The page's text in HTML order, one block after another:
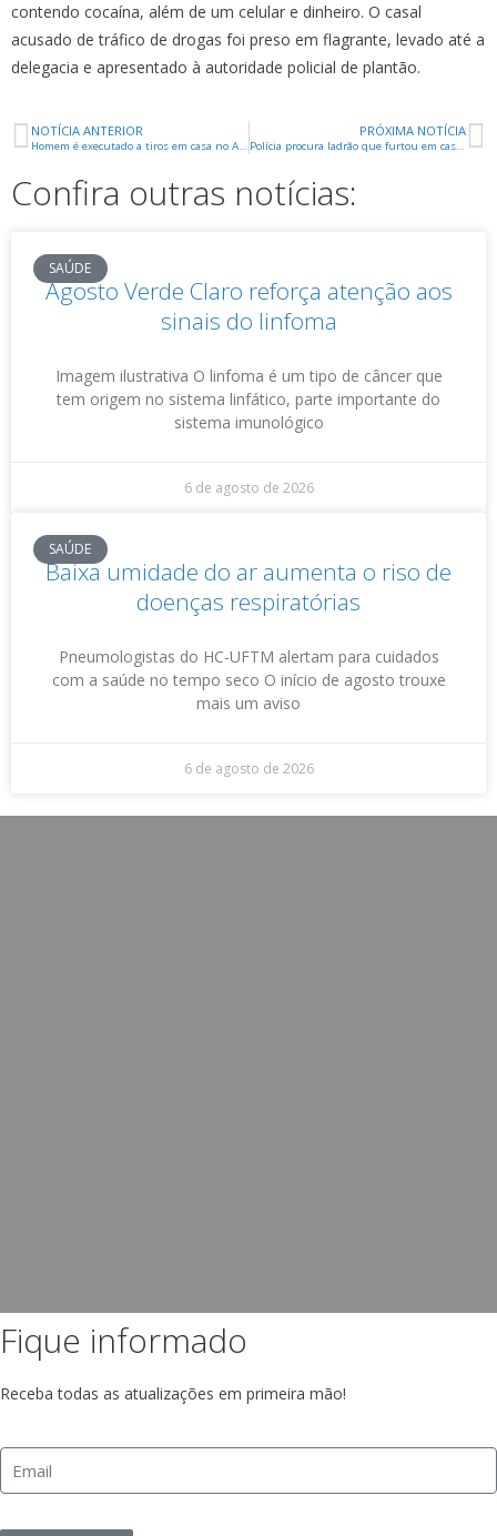
contendo cocaína, além de um celular e dinheiro. O casal
acusado de tráfico de drogas foi preso em flagrante, levado até a
delegacia e apresentado à autoridade policial de plantão.
NOTÍCIA ANTERIOR
Homem é executado a tiros em casa no Arquelau
PRÓXIMA NOTÍCIA
Polícia procura ladrão que furtou em casa no Costa Telles
Confira outras notícias:
SAÚDE
Agosto Verde Claro reforça atenção aos
sinais do linfoma
Imagem ilustrativa O linfoma é um tipo de câncer que
tem origem no sistema linfático, parte importante do
sistema imunológico
6 de agosto de 2026
SAÚDE
Baixa umidade do ar aumenta o riso de
doenças respiratórias
Pneumologistas do HC-UFTM alertam para cuidados
com a saúde no tempo seco O início de agosto trouxe
mais um aviso
6 de agosto de 2026
Fique informado
Receba todas as atualizações em primeira mão!